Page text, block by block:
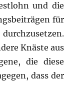
und die
für
Knäste aus
die diese
dass der